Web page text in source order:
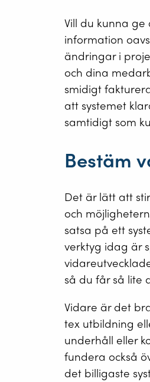
Vill du kunna
information
ändringar i
och dina
smidigt
att systemet
samtidigt som
Bestäm
Det är lätt att
och
satsa på ett
verktyg idag är
så du får så lite
Vidare är det
tex utbildning
underhåll eller
fundera också
det billigaste